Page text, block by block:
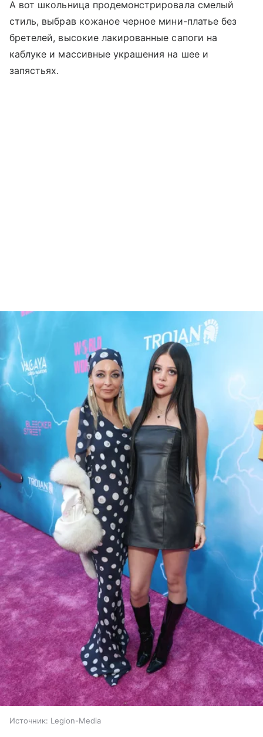
А вот школьница продемонстрировала смелый
стиль, выбрав кожаное черное мини-платье без
бретелей, высокие лакированные сапоги на
каблуке и массивные украшения на шее и
запястьях.
Источник: Legion-Media